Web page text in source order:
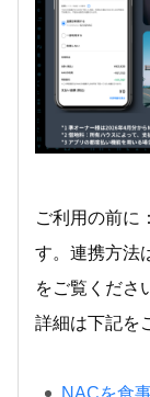
ご利用の前に
す。連携方法
をご覧くださ
詳細は下記を
NACを食